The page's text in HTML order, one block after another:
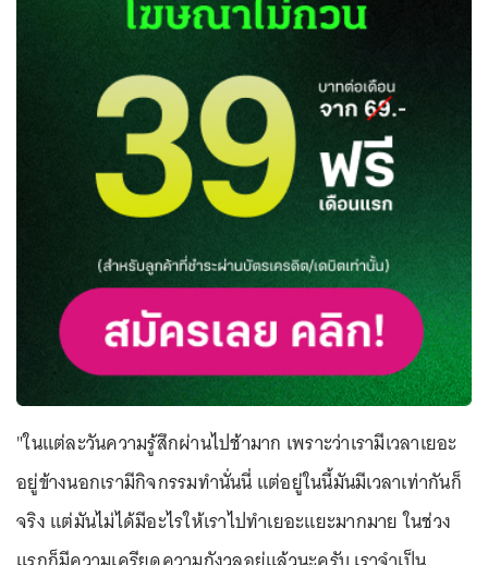
"ในแต่ละวันความรู้สึกผ่านไปช้ามาก เพราะว่าเรามีเวลาเยอะ
อยู่ข้างนอกเรามีกิจกรรมทำนั่นนี่ แต่อยู่ในนี้มันมีเวลาเท่ากันก็
จริง แต่มันไม่ได้มีอะไรให้เราไปทำเยอะแยะมากมาย ในช่วง